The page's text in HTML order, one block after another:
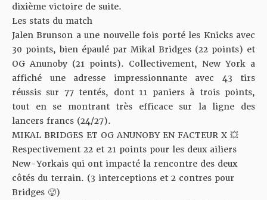
dixième victoire de suite.
Les stats du match
Jalen Brunson a une nouvelle fois porté les Knicks avec
30 points, bien épaulé par Mikal Bridges (22 points) et
OG Anunoby (21 points). Collectivement, New York a
affiché une adresse impressionnante avec 43 tirs
réussis sur 77 tentés, dont 11 paniers à trois points,
tout en se montrant très efficace sur la ligne des
lancers francs (24/27).
MIKAL BRIDGES ET OG ANUNOBY EN FACTEUR X 💥
Respectivement 22 et 21 points pour les deux ailiers
New-Yorkais qui ont impacté la rencontre des deux
côtés du terrain. (3 interceptions et 2 contres pour
Bridges 🥵)